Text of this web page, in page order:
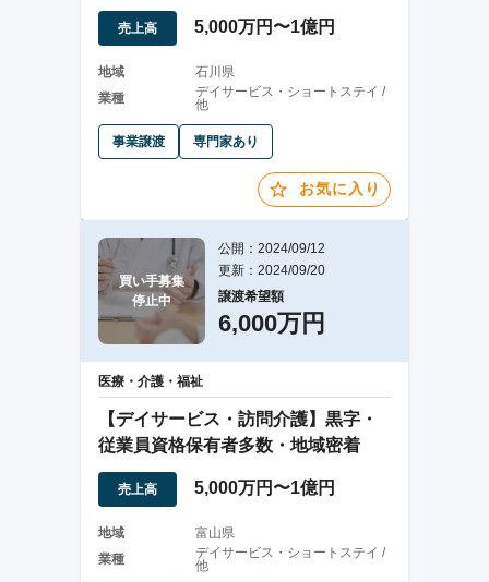
立地良好
売上高 5,000万円〜1億円
地域
石川県
業種
デイサービス・ショートステイ /
他
事業譲渡 専門家あり
お気に入り
買い手募集
停止中
公開：2024/09/12
更新：2024/09/20
譲渡希望額
6,000万円
医療・介護・福祉
【デイサービス・訪問介護】黒字・
従業員資格保有者多数・地域密着
売上高 5,000万円〜1億円
地域
富山県
業種
デイサービス・ショートステイ /
他